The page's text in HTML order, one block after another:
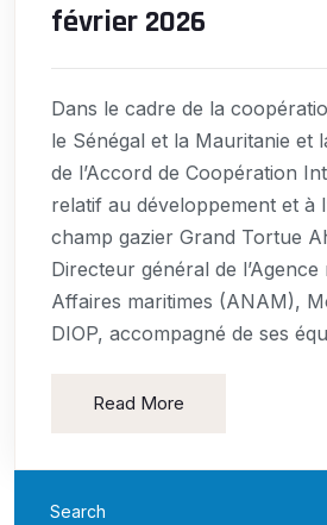
février 2026
Dans le cadre de la
le Sénégal et la Mauritanie et
de l’Accord de Coopération
relatif au développement et à
champ gazier Grand Tortue
Directeur général de l’Agence
Affaires maritimes (ANAM),
DIOP, accompagné de ses
Read More